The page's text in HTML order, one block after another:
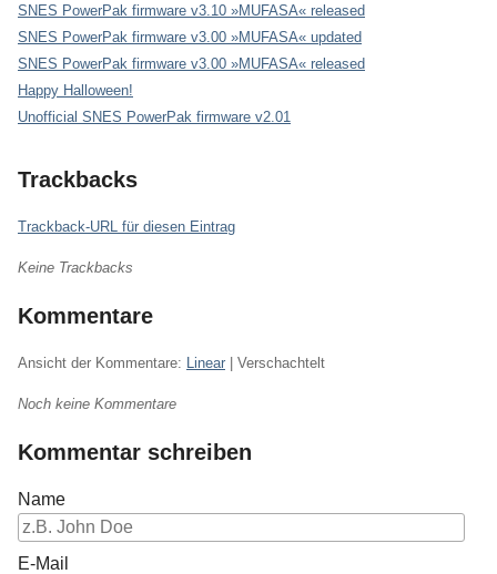
SNES PowerPak firmware v3.10 »MUFASA« released
SNES PowerPak firmware v3.00 »MUFASA« updated
SNES PowerPak firmware v3.00 »MUFASA« released
Happy Halloween!
Unofficial SNES PowerPak firmware v2.01
Trackbacks
Trackback-URL für diesen Eintrag
Keine Trackbacks
Kommentare
Ansicht der Kommentare: Linear | Verschachtelt
Noch keine Kommentare
Kommentar schreiben
Name
E-Mail